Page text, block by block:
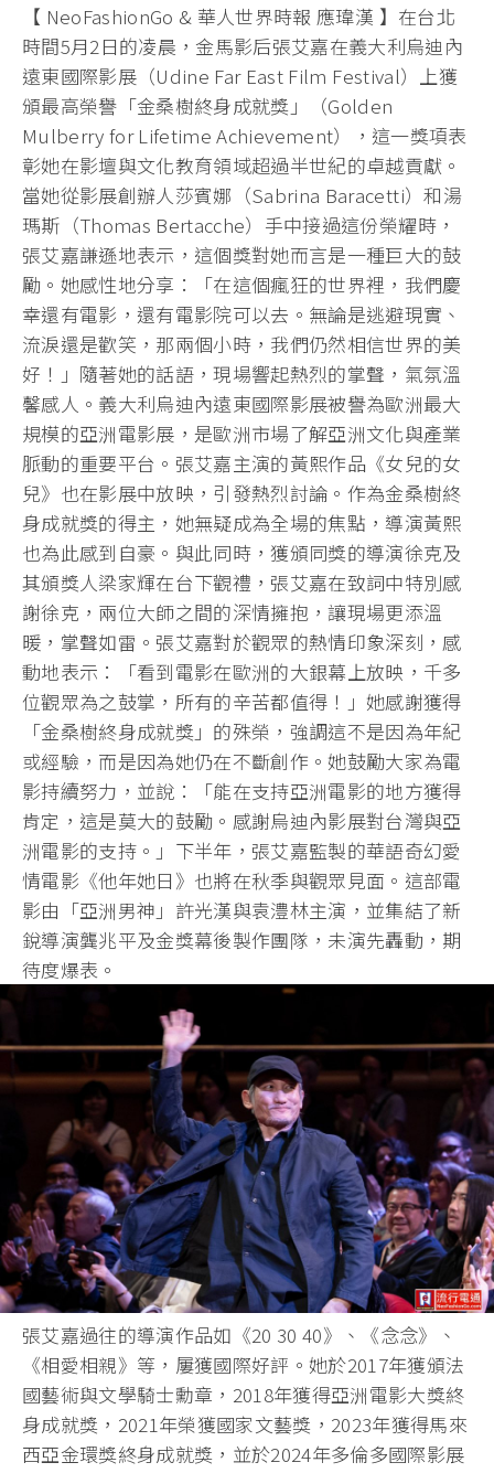
【 NeoFashionGo & 華人世界時報 應瑋漢 】在台北
時間5月2日的凌晨，金馬影后張艾嘉在義大利烏迪內
遠東國際影展（Udine Far East Film Festival）上獲
頒最高榮譽「金桑樹終身成就獎」（Golden
Mulberry for Lifetime Achievement），這一獎項表
彰她在影壇與文化教育領域超過半世紀的卓越貢獻。
當她從影展創辦人莎賓娜（Sabrina Baracetti）和湯
瑪斯（Thomas Bertacche）手中接過這份榮耀時，
張艾嘉謙遜地表示，這個獎對她而言是一種巨大的鼓
勵。她感性地分享：「在這個瘋狂的世界裡，我們慶
幸還有電影，還有電影院可以去。無論是逃避現實、
流淚還是歡笑，那兩個小時，我們仍然相信世界的美
好！」隨著她的話語，現場響起熱烈的掌聲，氣氛溫
馨感人。義大利烏迪內遠東國際影展被譽為歐洲最大
規模的亞洲電影展，是歐洲市場了解亞洲文化與產業
脈動的重要平台。張艾嘉主演的黃熙作品《女兒的女
兒》也在影展中放映，引發熱烈討論。作為金桑樹終
身成就獎的得主，她無疑成為全場的焦點，導演黃熙
也為此感到自豪。與此同時，獲頒同獎的導演徐克及
其頒獎人梁家輝在台下觀禮，張艾嘉在致詞中特別感
謝徐克，兩位大師之間的深情擁抱，讓現場更添溫
暖，掌聲如雷。張艾嘉對於觀眾的熱情印象深刻，感
動地表示：「看到電影在歐洲的大銀幕上放映，千多
位觀眾為之鼓掌，所有的辛苦都值得！」她感謝獲得
「金桑樹終身成就獎」的殊榮，強調這不是因為年紀
或經驗，而是因為她仍在不斷創作。她鼓勵大家為電
影持續努力，並說：「能在支持亞洲電影的地方獲得
肯定，這是莫大的鼓勵。感謝烏迪內影展對台灣與亞
洲電影的支持。」下半年，張艾嘉監製的華語奇幻愛
情電影《他年她日》也將在秋季與觀眾見面。這部電
影由「亞洲男神」許光漢與袁澧林主演，並集結了新
銳導演龔兆平及金獎幕後製作團隊，未演先轟動，期
待度爆表。
張艾嘉過往的導演作品如《20 30 40》、《念念》、
《相愛相親》等，屢獲國際好評。她於2017年獲頒法
國藝術與文學騎士勳章，2018年獲得亞洲電影大獎終
身成就獎，2021年榮獲國家文藝獎，2023年獲得馬來
西亞金環獎終身成就獎，並於2024年多倫多國際影展